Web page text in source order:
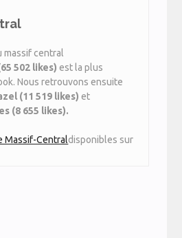
massif central
502 likes) est la plus
Nous retrouvons ensuite
(11 519 likes)et
(8 655 likes).
Massif-Centraldisponibles sur